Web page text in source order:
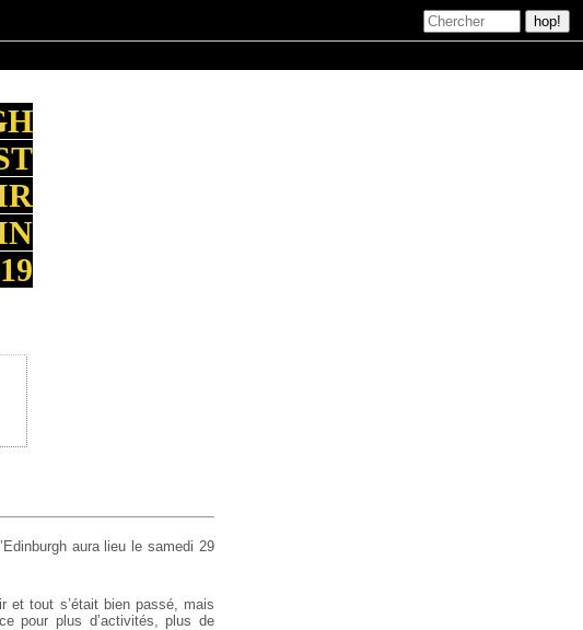
aura lieu le samedi 29
et tout s’était bien passé, mais
pour plus d’activités, plus de